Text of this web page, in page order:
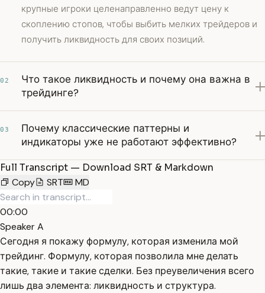
крупные игроки целенаправленно ведут цену к
скоплению стопов, чтобы выбить мелких трейдеров и
получить ликвидность для своих позиций.
02
Что такое ликвидность и почему она важна в
трейдинге?
03
Почему классические паттерны и
индикаторы уже не работают эффективно?
Full Transcript — Download SRT & Markdown
Copy
SRT MD
00:00
Speaker A
Сегодня я покажу формулу, которая изменила мой
трейдинг. Формулу, которая позволила мне делать
такие, такие и такие сделки. Без преувеличения всего
лишь два элемента: ликвидность и структура.